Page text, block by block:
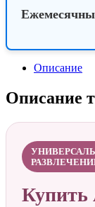
Описание
Описание
Купить